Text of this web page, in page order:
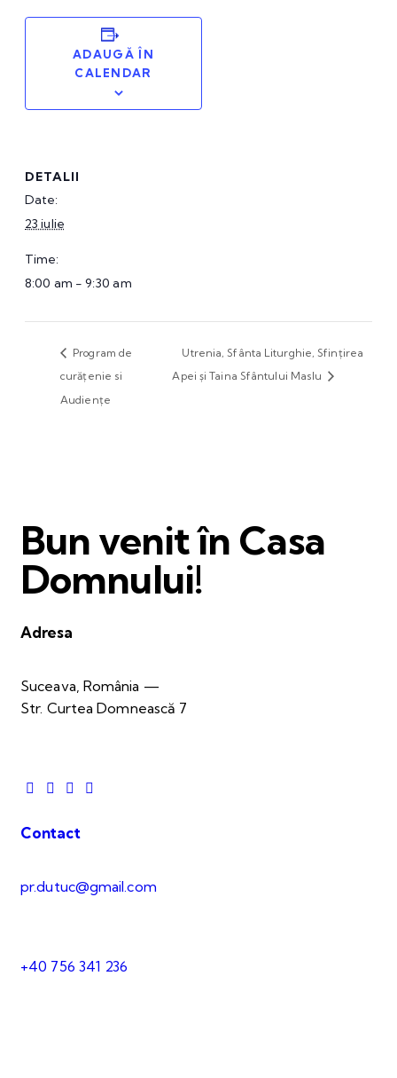
ADAUGĂ ÎN
CALENDAR
DETALII
Date:
23 iulie
Time:
8:00 am - 9:30 am
Program de
curățenie si
Audiențe
Utrenia, Sfânta Liturghie, Sfințirea
Apei și Taina Sfântului Maslu
Bun venit în Casa
Domnului!
Adresa
Suceava, România —
Str. Curtea Domnească 7
Contact
pr.dutuc@gmail.com
+40 756 341 236